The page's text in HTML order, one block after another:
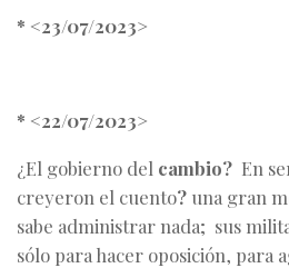
* <23/07/2023>
* <22/07/2023>
¿El gobierno del cambio? En
creyeron el cuento? una gran
sabe administrar nada; sus
sólo para hacer oposición, para